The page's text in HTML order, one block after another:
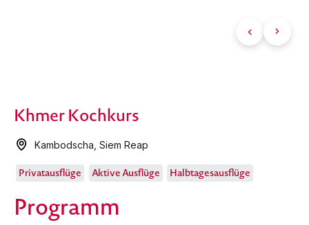
Khmer Kochkurs
Kambodscha ,Siem Reap
Privatausflüge Aktive Ausflüge Halbtagesausflüge
Programm